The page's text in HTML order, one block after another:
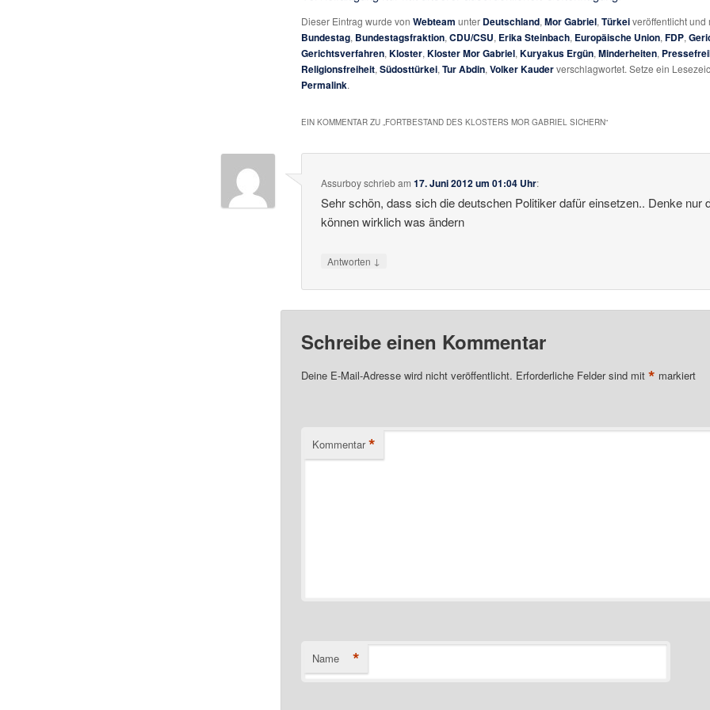
Dieser Eintrag wurde von Webteam unter Deutschland, Mor Gabriel, Türkeiveröffentlicht und
Bundestag, Bundestagsfraktion, CDU/CSU, Erika Steinbach, Europäische Union, FDP,
Gerichtsverfahren, Kloster, Kloster Mor Gabriel, Kuryakus Ergün, Minderheiten,
Religionsfreiheit, Südosttürkei, Tur Abdin, Volker Kauderverschlagwortet. Setze ein
Permalink.
EIN KOMMENTAR ZU „FORTBESTAND DES KLOSTERS MOR GABRIEL SICHERN“
Assurboyschriebam17. Juni 2012 um 01:04 Uhr:
Sehr schön, dass sich die deutschen Politiker dafür einsetzen.. Denke nur
können wirklich was ändern
Antworten ↓
Schreibe einen Kommentar
Deine E-Mail-Adresse wird nicht veröffentlicht. Erforderliche Felder sind mit * markiert
Kommentar *
Name *